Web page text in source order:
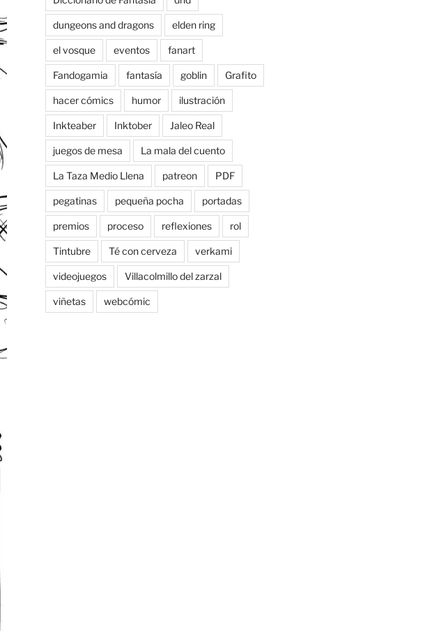
dungeons and dragons elden ring
el vosque eventos fanart
Fandogamia fantasía goblin Grafito
hacer cómics humor ilustración
Inkteaber Inktober Jaleo Real
juegos de mesa La mala del cuento
La Taza Medio Llena patreon PDF
pegatinas pequeña pocha portadas
premios proceso reflexiones rol
Tintubre Té con cerveza verkami
videojuegos Villacolmillo del zarzal
viñetas webcómic